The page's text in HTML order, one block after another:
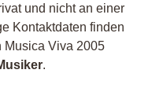
und nicht an einer
Kontaktdaten finden
Musica Viva 2005
.